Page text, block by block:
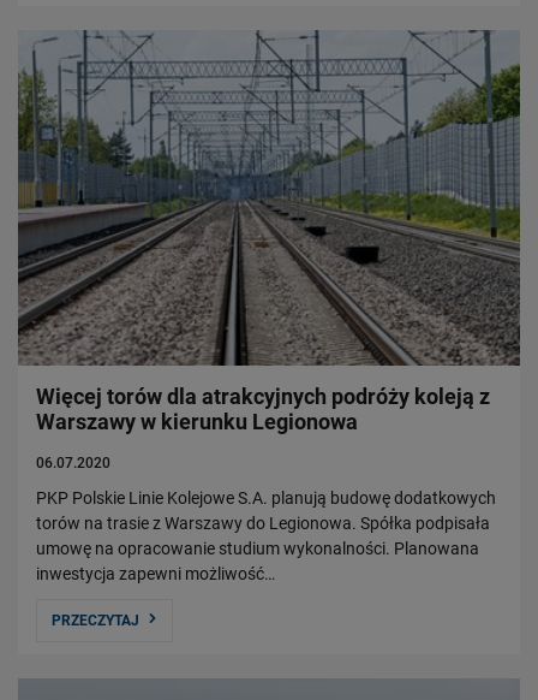
Więcej torów dla atrakcyjnych podróży koleją z
Warszawy w kierunku Legionowa
06.07.2020
PKP Polskie Linie Kolejowe S.A. planują budowę dodatkowych
torów na trasie z Warszawy do Legionowa. Spółka podpisała
umowę na opracowanie studium wykonalności. Planowana
inwestycja zapewni możliwość…
PRZECZYTAJ